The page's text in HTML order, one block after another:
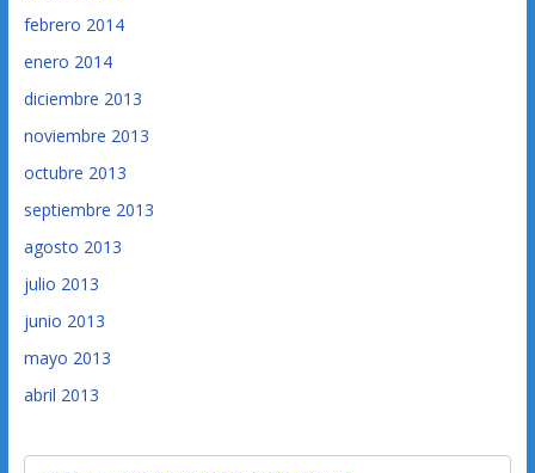
febrero 2014
enero 2014
diciembre 2013
noviembre 2013
octubre 2013
septiembre 2013
agosto 2013
julio 2013
junio 2013
mayo 2013
abril 2013